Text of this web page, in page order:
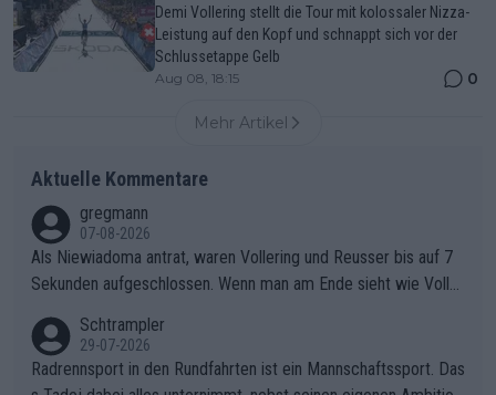
Demi Vollering stellt die Tour mit kolossaler Nizza-
Leistung auf den Kopf und schnappt sich vor der
Schlussetappe Gelb
Aug 08, 18:15 0
Mehr Artikel
Aktuelle Kommentare
gregmann
07-08-2026
Als Niewiadoma antrat, waren Vollering und Reusser bis auf 7
Sekunden aufgeschlossen. Wenn man am Ende sieht wie Voller
ering die 7 Sekunden zu Niewiadoma nicht geschlossen hat un
d den Abstand hat anwachsen lassen. Ein schwerer taktischer
Fehler, der den Tour Sieg kosten wird.Diese Beobachtung trifft
Schtrampler
29-07-2026
Radrennsport in den Rundfahrten ist ein Mannschaftssport. Das